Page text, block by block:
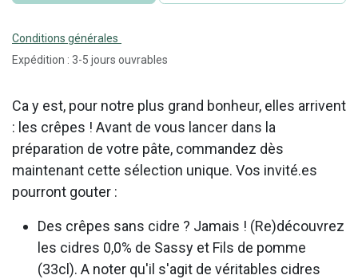
Conditions générales
Expédition : 3-5 jours ouvrables
Ca y est, pour notre plus grand bonheur, elles arrivent
: les crêpes ! Avant de vous lancer dans la
préparation de votre pâte, commandez dès
maintenant cette sélection unique. Vos invité.es
pourront gouter :
Des crêpes sans cidre ? Jamais ! (Re)découvrez
les cidres 0,0% de Sassy et Fils de pomme
(33cl). A noter qu'il s'agit de véritables cidres